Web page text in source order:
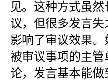
见。这种方式虽
议，但很多发言
影响了审议效果
被审议事项的主
论，发言基本能